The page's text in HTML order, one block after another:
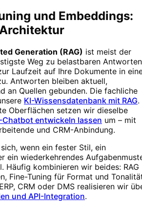
und Embeddings:
Generation (RAG) ist meist der
Weg zu belastbaren
Laufzeit auf Ihre Dokumente in
Antworten bleiben aktuell,
an Quellen gebunden. Die fachliche
KI-Wissensdatenbank mit RAG.
Oberflächen setzen wir dieselbe
Chatbot entwickeln lassen um – mit
und CRM-Anbindung.
wenn ein fester Stil, ein
ein wiederkehrendes
Häufig kombinieren wir beides: RAG
Fine-Tuning für Format und
CRM oder DMS realisieren wir
und API-Integration.